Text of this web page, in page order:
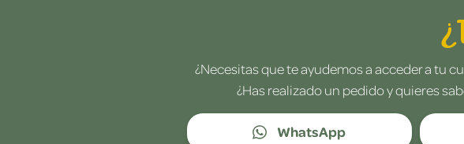
¿Necesitas que te ayudemos a acceder a tu
¿Has realizado un pedido y quieres
WhatsApp